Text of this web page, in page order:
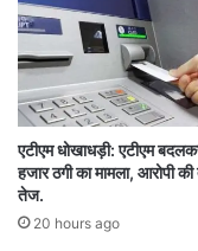
एटीएम धोखाधड़ी: एटीएम
हजार ठगी का मामला, आरोपी
तेज.
20 hours ago